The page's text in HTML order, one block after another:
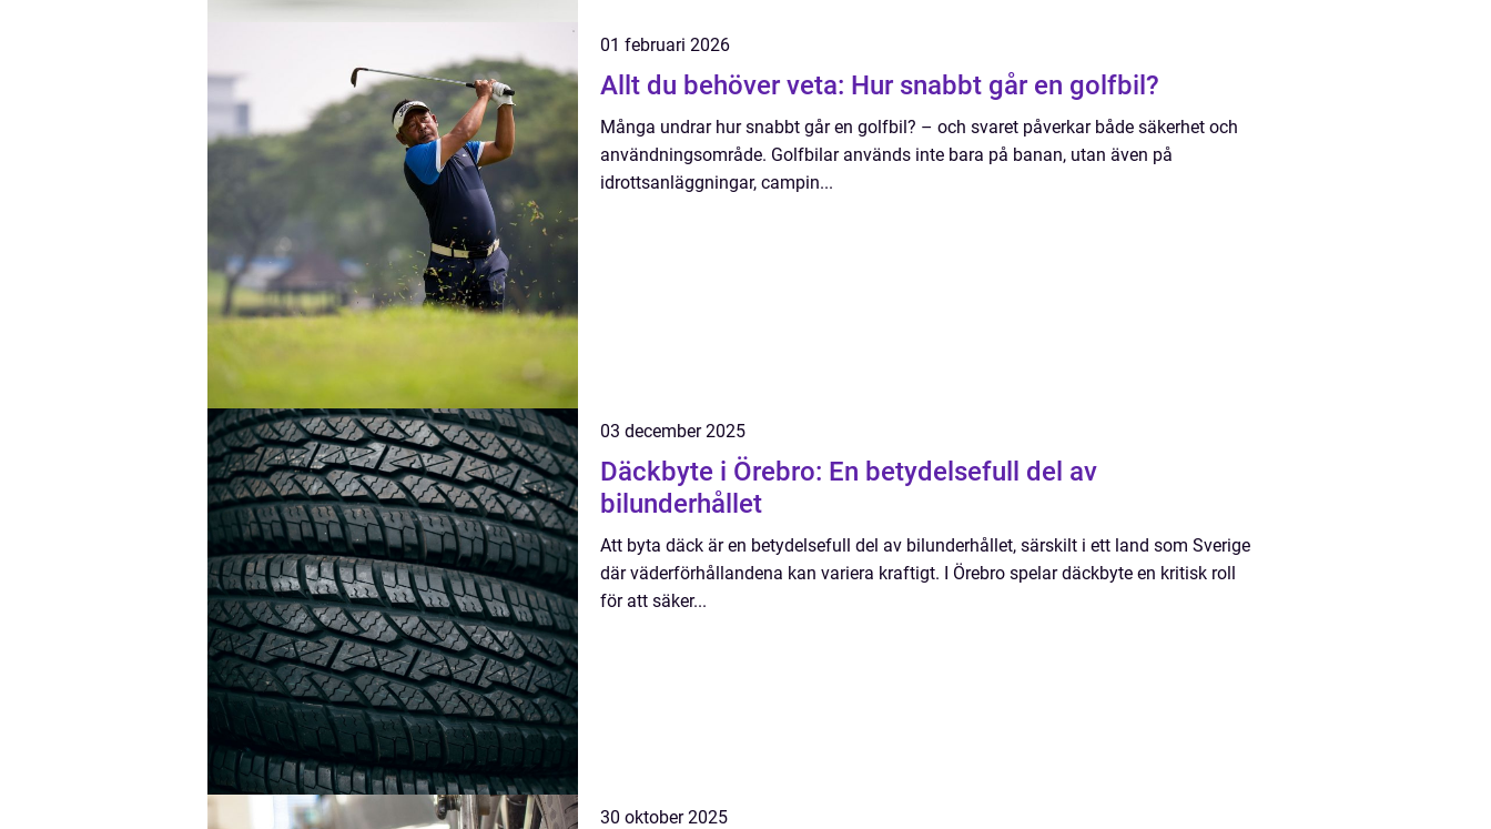
01 februari 2026
Allt du behöver veta: Hur snabbt går en golfbil?
Många undrar hur snabbt går en golfbil? – och svaret påverkar både säkerhet och
användningsområde. Golfbilar används inte bara på banan, utan även på
idrottsanläggningar, campin...
03 december 2025
Däckbyte i Örebro: En betydelsefull del av
bilunderhållet
Att byta däck är en betydelsefull del av bilunderhållet, särskilt i ett land som Sverige
där väderförhållandena kan variera kraftigt. I Örebro spelar däckbyte en kritisk roll
för att säker...
30 oktober 2025